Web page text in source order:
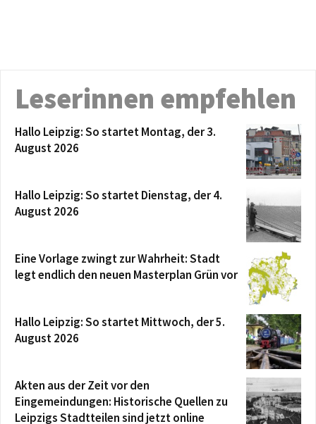
Leserinnen empfehlen
Hallo Leipzig: So startet Montag, der 3.
August 2026
Hallo Leipzig: So startet Dienstag, der 4.
August 2026
Eine Vorlage zwingt zur Wahrheit: Stadt
legt endlich den neuen Masterplan Grün vor
Hallo Leipzig: So startet Mittwoch, der 5.
August 2026
Akten aus der Zeit vor den
Eingemeindungen: Historische Quellen zu
Leipzigs Stadtteilen sind jetzt online